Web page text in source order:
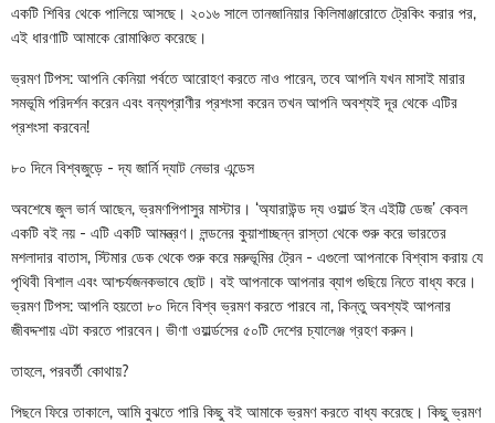
একটি শিবির থেকে পালিয়ে আসছে। ২০১৬ সালে তানজানিয়ার কিলিমাঞ্জারোতে ট্রেকিং করার পর,
এই ধারণাটি আমাকে রোমাঞ্চিত করেছে।
ভ্রমণ টিপস: আপনি কেনিয়া পর্বতে আরোহণ করতে নাও পারেন, তবে আপনি যখন মাসাই মারার
সমভূমি পরিদর্শন করেন এবং বন্যপ্রাণীর প্রশংসা করেন তখন আপনি অবশ্যই দূর থেকে এটির
প্রশংসা করবেন!
৮০ দিনে বিশ্বজুড়ে - দ্য জার্নি দ্যাট নেভার এন্ডেস
অবশেষে জুল ভার্ন আছেন, ভ্রমণপিপাসুর মাস্টার। ‘অ্যারাউন্ড দ্য ওয়ার্ল্ড ইন এইট্টি ডেজ’ কেবল
একটি বই নয় - এটি একটি আমন্ত্রণ। লন্ডনের কুয়াশাচ্ছন্ন রাস্তা থেকে শুরু করে ভারতের
মশলাদার বাতাস, স্টিমার ডেক থেকে শুরু করে মরুভূমির ট্রেন - এগুলো আপনাকে বিশ্বাস করায় যে
পৃথিবী বিশাল এবং আশ্চর্যজনকভাবে ছোট। বই আপনাকে আপনার ব্যাগ গুছিয়ে নিতে বাধ্য করে।
ভ্রমণ টিপস: আপনি হয়তো ৮০ দিনে বিশ্ব ভ্রমণ করতে পারবে না, কিন্তু অবশ্যই আপনার
জীবদ্দশায় এটা করতে পারবেন। ভীণা ওয়ার্ল্ডসের ৫০টি দেশের চ্যালেঞ্জ গ্রহণ করুন।
তাহলে, পরবর্তী কোথায়?
পিছনে ফিরে তাকালে, আমি বুঝতে পারি কিছু বই আমাকে ভ্রমণ করতে বাধ্য করেছে। কিছু ভ্রমণ